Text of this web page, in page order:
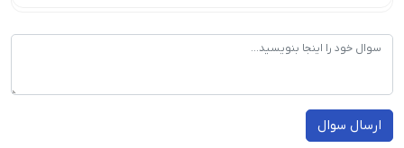
ارسال سوال